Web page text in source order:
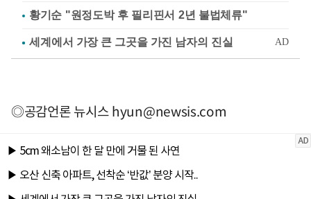
황기순 "원정도박 후 필리핀서 2년 불법체류"
◎공감언론 뉴시스hyun@newsis.com